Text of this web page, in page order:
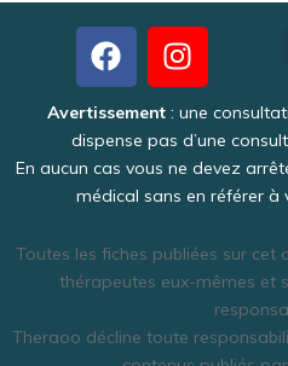
Avertissement : une
dispense pas d’une
En aucun cas vous ne devez
médical sans en référer
Toutes les fiches publiées sur
thérapeutes eux-mêmes et
Theraoo décline toute